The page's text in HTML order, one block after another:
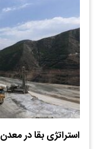
استراتژی بقا در معدن